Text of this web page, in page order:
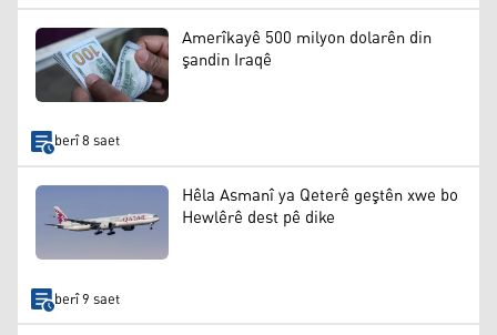
Amerîkayê 500 milyon dolarên din
şandin Iraqê
berî 8 saet
Hêla Asmanî ya Qeterê geştên xwe bo
Hewlêrê dest pê dike
berî 9 saet